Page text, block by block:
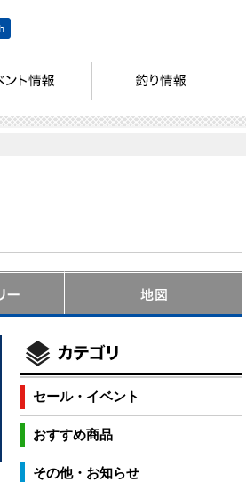
セール・イベント
おすすめ商品
その他・お知らせ